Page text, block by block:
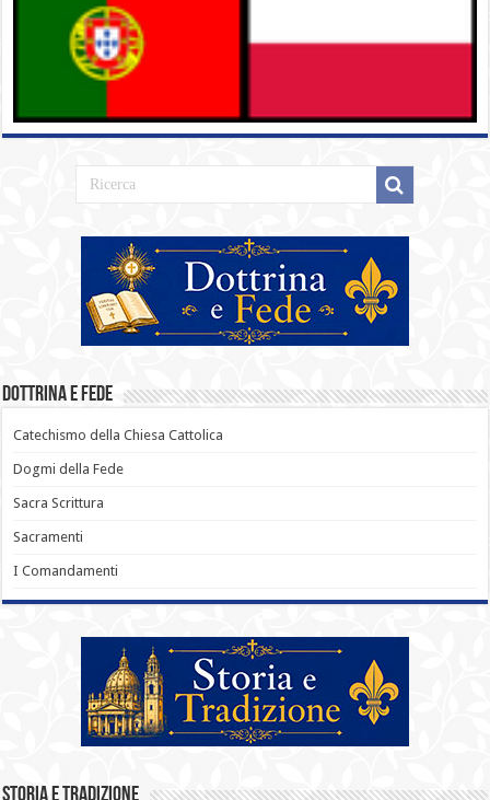
Dottrina e Fede
Catechismo della Chiesa Cattolica
Dogmi della Fede
Sacra Scrittura
Sacramenti
I Comandamenti
Storia e Tradizione